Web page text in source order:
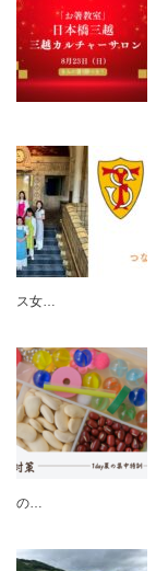
ス女…
の…